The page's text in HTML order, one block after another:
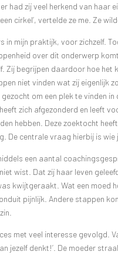
had zij veel herkend van haar
cirkel’, vertelde ze me. Ze
in mijn praktijk, voor zichzelf.
over dit onderwerp
Zij begrijpen daardoor hoe
niet vinden wat zij eigenlijk
om een plek te vinden
zich afgezonderd en leeft
hebben. Deze zoektocht
De centrale vraag hierbij is wie
een aantal
wist. Dat zij haar leven
kwijtgeraakt. Wat een moed
pijnlijk. Andere stappen
met veel interesse gevolgd.
jezelf denkt!’. De moeder